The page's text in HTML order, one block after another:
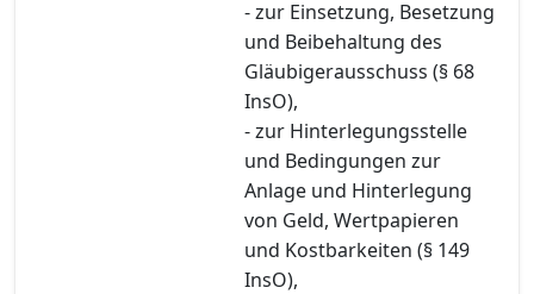
- zur Einsetzung, Besetzung
und Beibehaltung des
Gläubigerausschuss (§ 68
InsO),
- zur Hinterlegungsstelle
und Bedingungen zur
Anlage und Hinterlegung
von Geld, Wertpapieren
und Kostbarkeiten (§ 149
InsO),